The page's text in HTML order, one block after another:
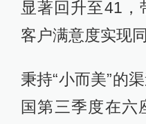
显著回升至41，
客户满意度实现
秉持“小而美”的
国第三季度在六